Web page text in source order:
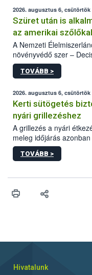
2026. augusztus 6, csütörtök
Szüret után is
az amerikai
A Nemzeti
növényvédő szer –
engedélyokiratát
egészen a
érésű szőlőkben is
védekezésre. Az
felhasználók számára
engedélyezett.
TOVÁBB >
2026. augusztus 6, csütörtök
Kerti sütögetés
nyári grillezéshez
A grillezés a nyári
meleg időjárás
gyorsabb
ezért nem csupán a
higiéniai szabályok
biztonsági Hivatal
TOVÁBB >
Hivatalunk